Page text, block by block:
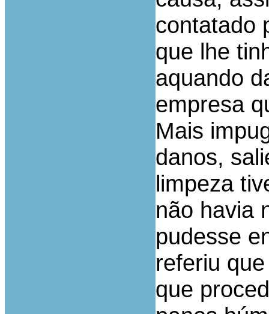
contatado
que lhe
aquando
empresa
Mais
danos,
limpeza
não havia
pudesse
referiu
que